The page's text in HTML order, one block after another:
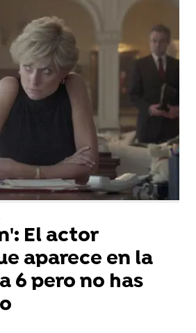
El actor
aparece en la
6 pero no has